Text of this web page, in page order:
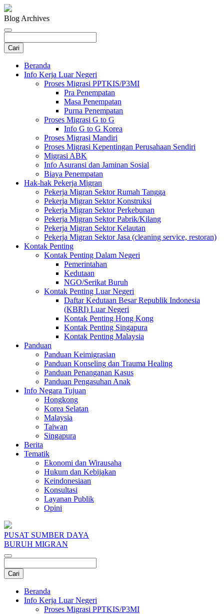
Blog Archives
Beranda
Info Kerja Luar Negeri
Proses Migrasi PPTKIS/P3MI
Pra Penempatan
Masa Penempatan
Purna Penempatan
Proses Migrasi G to G
Info G to G Korea
Proses Migrasi Mandiri
Proses Migrasi Kepentingan Perusahaan Sendiri
Migrasi ABK
Info Asuransi dan Jaminan Sosial
Biaya Penempatan
Hak-hak Pekerja Migran
Pekerja Migran Sektor Rumah Tangga
Pekerja Migran Sektor Konstruksi
Pekerja Migran Sektor Perkebunan
Pekerja Migran Sektor Pabrik/Kilang
Pekerja Migran Sektor Kelautan
Pekerja Migran Sektor Jasa (cleaning service, restoran)
Kontak Penting
Kontak Penting Dalam Negeri
Pemerintahan
Kedutaan
NGO/Serikat Buruh
Kontak Penting Luar Negeri
Daftar Kedutaan Besar Republik Indonesia
(KBRI) Luar Negeri
Kontak Penting Hong Kong
Kontak Penting Singapura
Kontak Penting Malaysia
Panduan
Panduan Keimigrasian
Panduan Konseling dan Trauma Healing
Panduan Penanganan Kasus
Panduan Pengasuhan Anak
Info Negara Tujuan
Hongkong
Korea Selatan
Malaysia
Taiwan
Singapura
Berita
Tematik
Ekonomi dan Wirausaha
Hukum dan Kebijakan
Keindonesiaan
Konsultasi
Layanan Publik
Opini
PUSAT SUMBER DAYA
BURUH MIGRAN
Beranda
Info Kerja Luar Negeri
Proses Migrasi PPTKIS/P3MI